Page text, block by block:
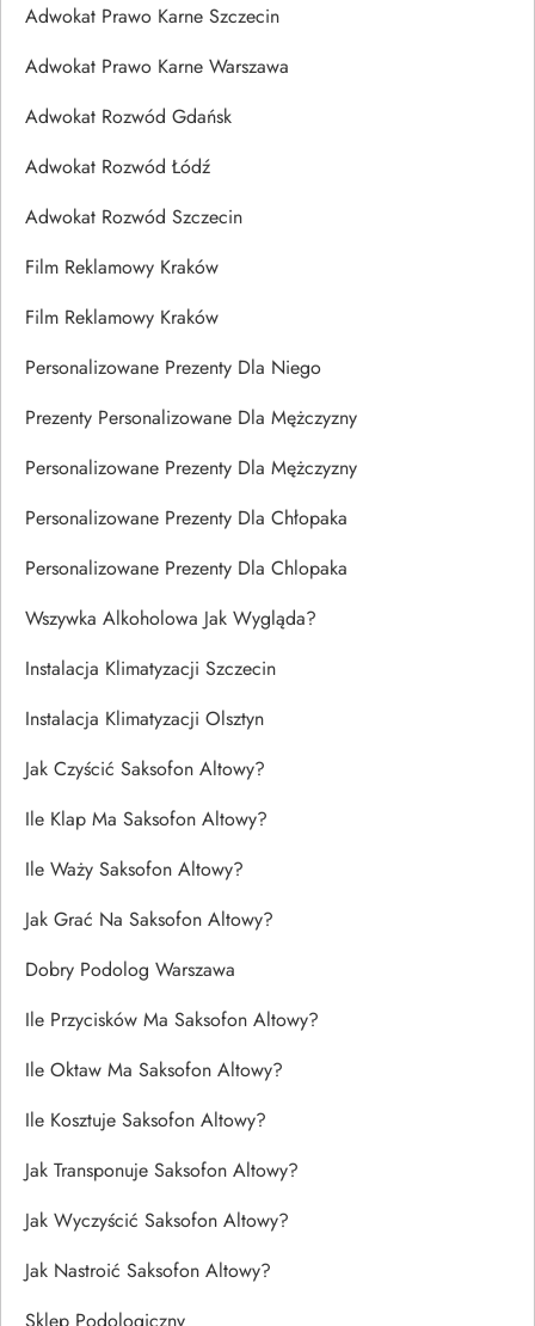
Adwokat Prawo Karne Szczecin
Adwokat Prawo Karne Warszawa
Adwokat Rozwód Gdańsk
Adwokat Rozwód Łódź
Adwokat Rozwód Szczecin
Film Reklamowy Kraków
Film Reklamowy Kraków
Personalizowane Prezenty Dla Niego
Prezenty Personalizowane Dla Mężczyzny
Personalizowane Prezenty Dla Mężczyzny
Personalizowane Prezenty Dla Chłopaka
Personalizowane Prezenty Dla Chlopaka
Wszywka Alkoholowa Jak Wygląda?
Instalacja Klimatyzacji Szczecin
Instalacja Klimatyzacji Olsztyn
Jak Czyścić Saksofon Altowy?
Ile Klap Ma Saksofon Altowy?
Ile Waży Saksofon Altowy?
Jak Grać Na Saksofon Altowy?
Dobry Podolog Warszawa
Ile Przycisków Ma Saksofon Altowy?
Ile Oktaw Ma Saksofon Altowy?
Ile Kosztuje Saksofon Altowy?
Jak Transponuje Saksofon Altowy?
Jak Wyczyścić Saksofon Altowy?
Jak Nastroić Saksofon Altowy?
Sklep Podologiczny